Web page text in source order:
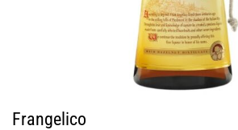
Frangelico